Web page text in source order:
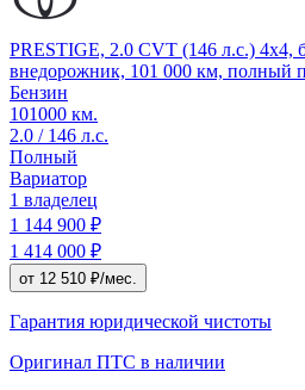
PRESTIGE, 2.0 CVT (146 л.с.) 4x4,
внедорожник, 101 000 км, полный
Бензин
101000 км.
2.0 / 146 л.с.
Полный
Вариатор
1 владелец
1 144 900 ₽
1 414 000 ₽
от 12 510 ₽/мес.
Гарантия юридической чистоты
Оригинал ПТС в наличии